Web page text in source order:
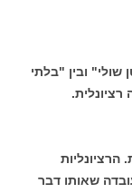
ובין "בלתי
רציונלית.
הרציונליות
שאותו דבר